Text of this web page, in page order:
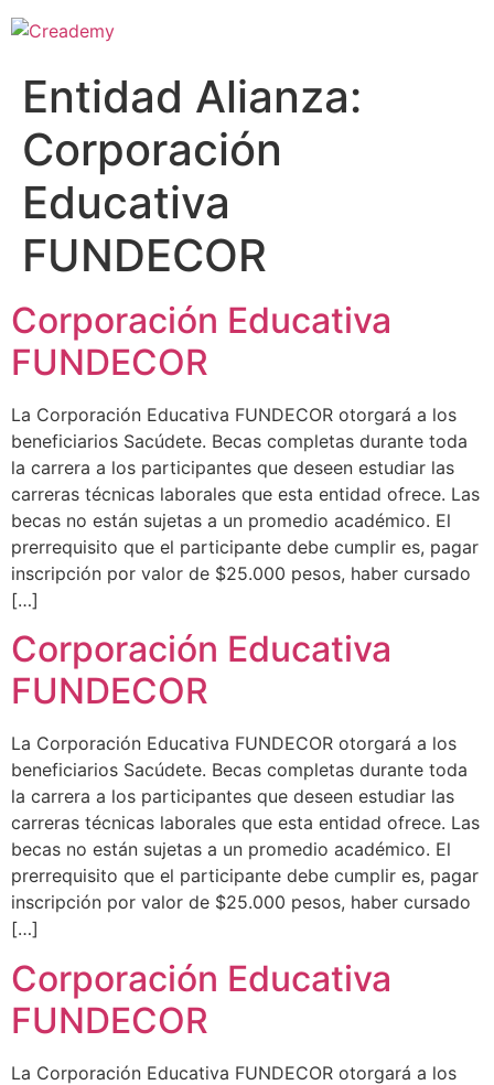
Entidad Alianza:
Corporación
Educativa
FUNDECOR
Corporación Educativa
FUNDECOR
La Corporación Educativa FUNDECOR otorgará a los
beneficiarios Sacúdete. Becas completas durante toda
la carrera a los participantes que deseen estudiar las
carreras técnicas laborales que esta entidad ofrece. Las
becas no están sujetas a un promedio académico. El
prerrequisito que el participante debe cumplir es, pagar
inscripción por valor de $25.000 pesos, haber cursado
[…]
Corporación Educativa
FUNDECOR
La Corporación Educativa FUNDECOR otorgará a los
beneficiarios Sacúdete. Becas completas durante toda
la carrera a los participantes que deseen estudiar las
carreras técnicas laborales que esta entidad ofrece. Las
becas no están sujetas a un promedio académico. El
prerrequisito que el participante debe cumplir es, pagar
inscripción por valor de $25.000 pesos, haber cursado
[…]
Corporación Educativa
FUNDECOR
La Corporación Educativa FUNDECOR otorgará a los